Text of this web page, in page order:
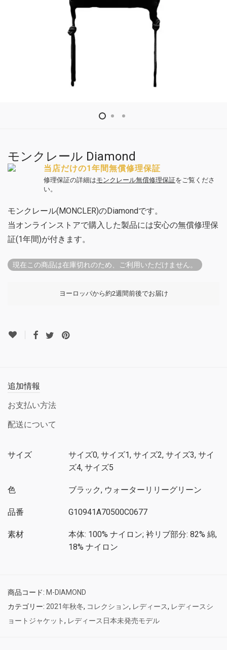
モンクレール Diamond
当店だけの1年間無償修理保証
修理保証の詳細はモンクレール無償修理保証をご覧くださ
い。
モンクレール(MONCLER)のDiamondです。
当オンラインストアで購入した製品には安心の無償修理保
証(1年間)が付きます。
現在この商品は在庫切れのため、ご利用いただけません。
ヨーロッパから約2週間前後でお届け
追加情報
お支払い方法
配送について
サイズ
サイズ0, サイズ1, サイズ2, サイズ3, サイ
ズ4, サイズ5
色 ブラック, ウォーターリリーグリーン
品番 G10941A70500C0677
素材
本体: 100% ナイロン; 衿リブ部分: 82% 綿,
18% ナイロン
商品コード: M-DIAMOND
カテゴリー: 2021年秋冬, コレクション, レディース, レディースシ
ョートジャケット, レディース日本未発売モデル